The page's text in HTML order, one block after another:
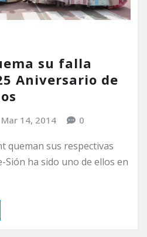
su falla
Aniversario de
Mar 14, 2014 0
queman sus respectivas
ha sido uno de ellos en